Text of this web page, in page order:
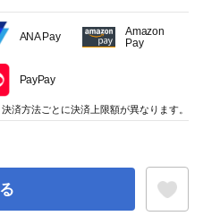
ANA Pay
Amazon
Pay
PayPay
決済方法ごとに決済上限額が異なります。